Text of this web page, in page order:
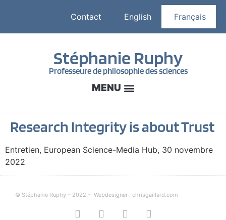
Contact English Français
Stéphanie Ruphy
Professeure de philosophie des sciences
Research Integrity is about Trust
Entretien, European Science-Media Hub, 30 novembre
2022
© Stéphanie Ruphy – 2022 – Webdesigner : chrisgaillard.com